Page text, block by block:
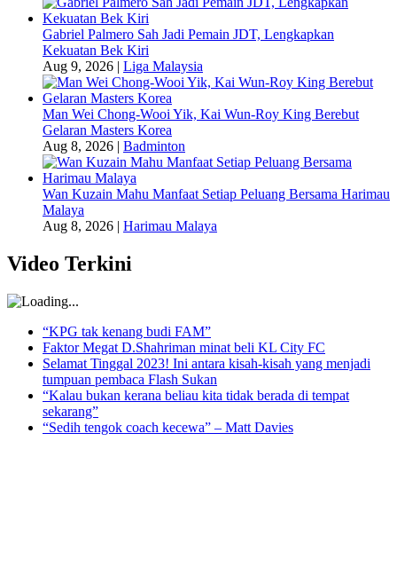
Gabriel Palmero Sah Jadi Pemain JDT, Lengkapkan
Kekuatan Bek Kiri
Aug 9, 2026
Liga Malaysia
Man Wei Chong-Wooi Yik, Kai Wun-Roy King Berebut
Gelaran Masters Korea
Aug 8, 2026
Badminton
Wan Kuzain Mahu Manfaat Setiap Peluang Bersama Harimau
Malaya
Aug 8, 2026
Harimau Malaya
Video Terkini
“KPG tak kenang budi FAM”
Faktor Megat D.Shahriman minat beli KL City FC
Selamat Tinggal 2023! Ini antara kisah-kisah yang menjadi
tumpuan pembaca Flash Sukan
“Kalau bukan kerana beliau kita tidak berada di tempat
sekarang”
“Sedih tengok coach kecewa” – Matt Davies